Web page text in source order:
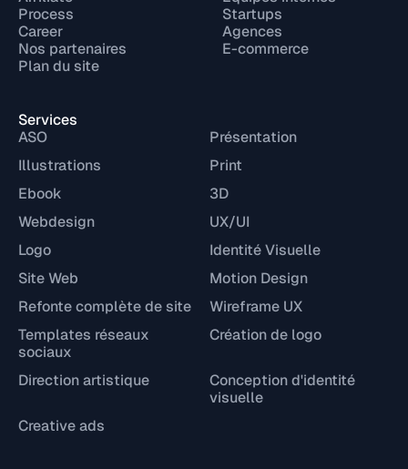
Process
Career
Nos partenaires
Plan du site
Services
ASO
Présentation
Illustrations
Print
Ebook
3D
Webdesign
UX/UI
Logo
Identité Visuelle
Site Web
Motion Design
Refonte complète de site
Wireframe UX
Templates réseaux
sociaux
Création de logo
Direction artistique
Conception d'identité
visuelle
Creative ads
Startups
Agences
E-commerce